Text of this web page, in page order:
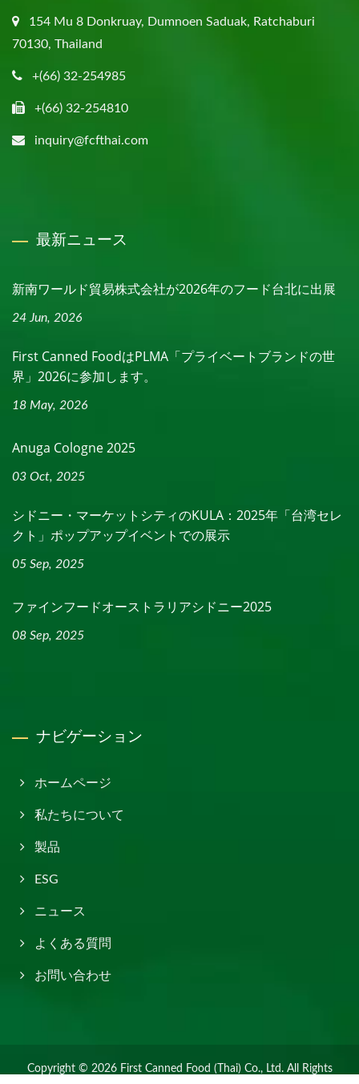
154 Mu 8 Donkruay, Dumnoen Saduak, Ratchaburi
70130, Thailand
+(66) 32-254985
+(66) 32-254810
inquiry@fcfthai.com
最新ニュース
新南ワールド貿易株式会社が2026年のフード台北に出展
24 Jun, 2026
First Canned FoodはPLMA「プライベートブランドの世
界」2026に参加します。
18 May, 2026
Anuga Cologne 2025
03 Oct, 2025
シドニー・マーケットシティのKULA：2025年「台湾セレ
クト」ポップアップイベントでの展示
05 Sep, 2025
ファインフードオーストラリアシドニー2025
08 Sep, 2025
ナビゲーション
ホームページ
私たちについて
製品
ESG
ニュース
よくある質問
お問い合わせ
Copyright © 2026 First Canned Food (Thai) Co., Ltd.All Rights